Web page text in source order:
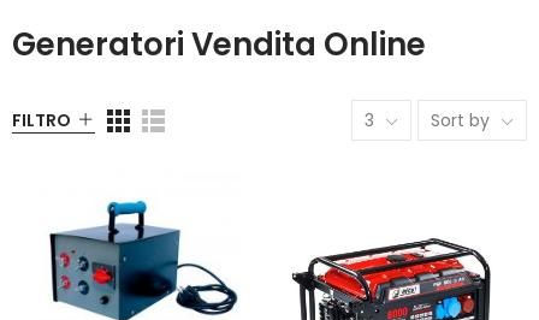
Generatori Vendita Online
FILTRO 3 Sort by